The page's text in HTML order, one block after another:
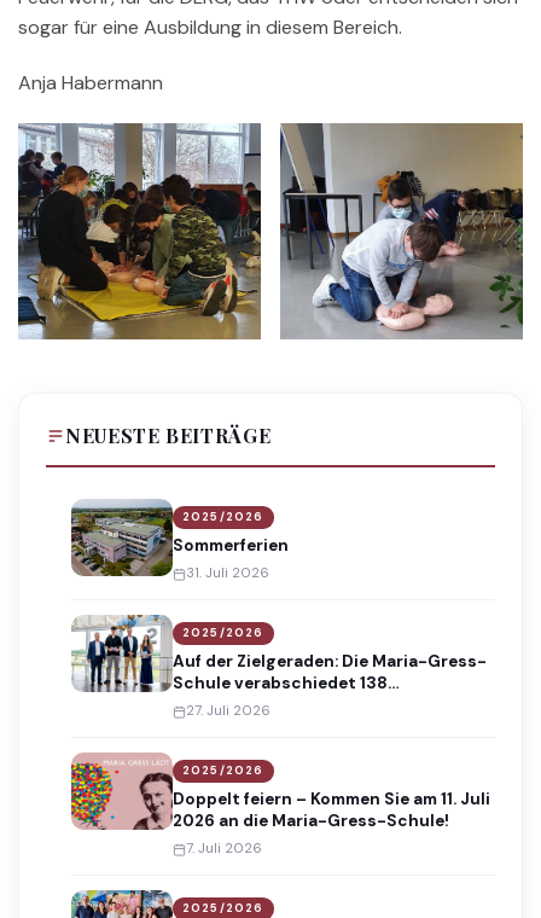
sogar für eine Ausbildung in diesem Bereich.
Anja Habermann
NEUESTE BEITRÄGE
2025/2026
Sommerferien
31. Juli 2026
2025/2026
Auf der Zielgeraden: Die Maria-Gress-
Schule verabschiedet 138
Absolventinnen und Absolventen
27. Juli 2026
2025/2026
Doppelt feiern – Kommen Sie am 11. Juli
2026 an die Maria-Gress-Schule!
7. Juli 2026
2025/2026